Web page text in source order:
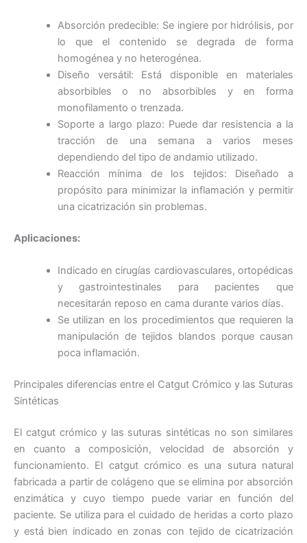
Nombre *
Absorción predecible: Se ingiere por hidrólisis, por
lo que el contenido se degrada de forma
homogénea y no heterogénea.
Diseño versátil: Está disponible en materiales
absorbibles o no absorbibles y en forma
monofilamento o trenzada.
Soporte a largo plazo: Puede dar resistencia a la
tracción de una semana a varios meses
dependiendo del tipo de andamio utilizado.
Reacción mínima de los tejidos: Diseñado a
propósito para minimizar la inflamación y permitir
una cicatrización sin problemas.
Aplicaciones:
Indicado en cirugías cardiovasculares, ortopédicas
y gastrointestinales para pacientes que
necesitarán reposo en cama durante varios días.
Se utilizan en los procedimientos que requieren la
manipulación de tejidos blandos porque causan
poca inflamación.
Principales diferencias entre el Catgut Crómico y las Suturas
Sintéticas
El catgut crómico y las suturas sintéticas no son similares
en cuanto a composición, velocidad de absorción y
funcionamiento. El catgut crómico es una sutura natural
fabricada a partir de colágeno que se elimina por absorción
enzimática y cuyo tiempo puede variar en función del
paciente. Se utiliza para el cuidado de heridas a corto plazo
y está bien indicado en zonas con tejido de cicatrización